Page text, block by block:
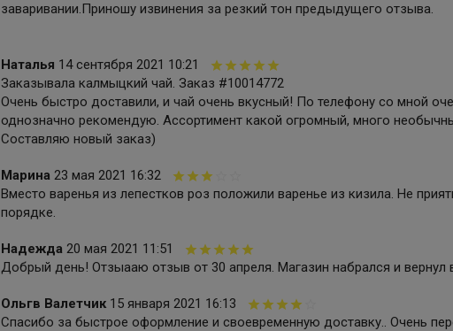
заваривании.Приношу извинения за резкий тон предыдущего отзыва.
Наталья 14 сентября 2021 10:21
Заказывала калмыцкий чай. Заказ #10014772
Очень быстро доставили, и чай очень вкусный! По телефону со мной
однозначно рекомендую. Ассортимент какой огромный, много
Составляю новый заказ)
Марина 23 мая 2021 16:32
Вместо варенья из лепестков роз положили варенье из кизила. Не
порядке.
Надежда 20 мая 2021 11:51
Добрый день! Отзыааю отзыв от 30 апреля. Магазин набрался и
Ольгв Валетчик 15 января 2021 16:13
Спасибо за быстрое оформление и своевременную доставку.. Очень